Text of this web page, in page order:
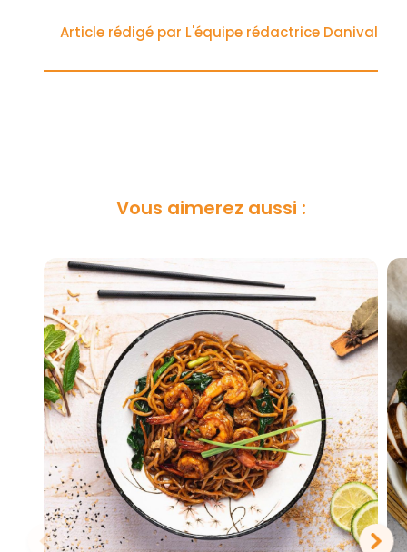
Article rédigé par L'équipe rédactrice Danival
Vous aimerez aussi :